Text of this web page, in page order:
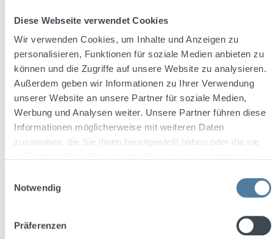
Diese Webseite verwendet Cookies
Wir verwenden Cookies, um Inhalte und Anzeigen zu
personalisieren, Funktionen für soziale Medien anbieten zu
können und die Zugriffe auf unsere Website zu analysieren.
Außerdem geben wir Informationen zu Ihrer Verwendung
unserer Website an unsere Partner für soziale Medien,
Werbung und Analysen weiter. Unsere Partner führen diese
Informationen möglicherweise mit weiteren Daten
zusammen, die Sie ihnen bereitgestellt haben oder die sie
Notwendig
Präferenzen
RON PIET Glas Hexagon 0,3l